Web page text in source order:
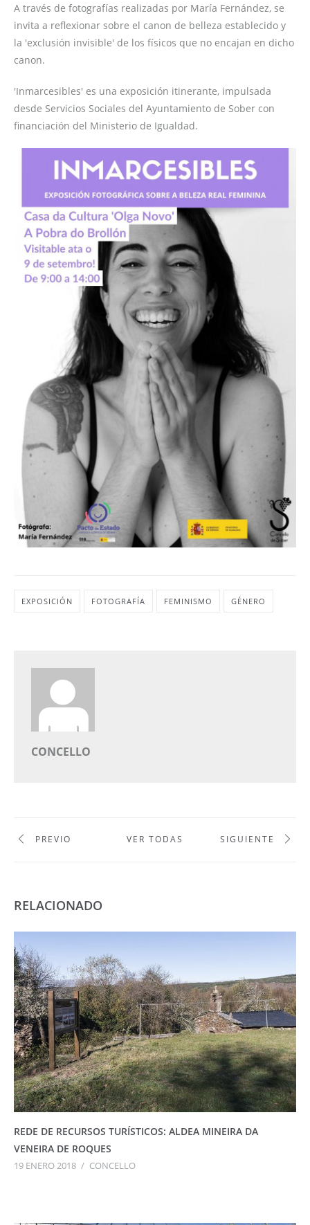
A través de fotografías realizadas por María Fernández, se
invita a reflexionar sobre el canon de belleza establecido y
la 'exclusión invisible' de los físicos que no encajan en dicho
canon.
'Inmarcesibles' es una exposición itinerante, impulsada
desde Servicios Sociales del Ayuntamiento de Sober con
financiación del Ministerio de Igualdad.
EXPOSICIÓN FOTOGRAFÍA FEMINISMO GÉNERO
CONCELLO
PREVIO VER TODAS SIGUIENTE
RELACIONADO
REDE DE RECURSOS TURÍSTICOS: ALDEA MINEIRA DA
VENEIRA DE ROQUES
19 ENERO 2018 / CONCELLO